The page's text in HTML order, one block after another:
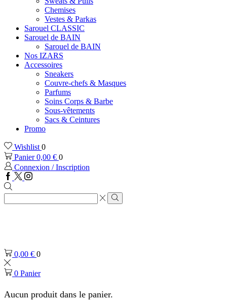
Chemises
Vestes & Parkas
Sarouel CLASSIC
Sarouel de BAIN
Sarouel de BAIN
Nos IZARS
Accessoires
Sneakers
Couvre-chefs & Masques
Parfums
Soins Corps & Barbe
Sous-vêtements
Sacs & Ceintures
Promo
Wishlist 0
Panier0,00 € 0
Connexion / Inscription
Facebook
TwitterInstagram
Zone
de
Rechercher
0,00 € 0
0 Panier
Aucun produit dans le panier.